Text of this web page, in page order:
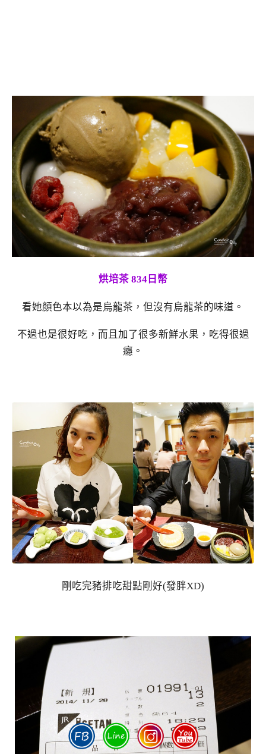
烘培茶 834日幣
看她顏色本以為是烏龍茶，但沒有烏龍茶的味道。
不過也是很好吃，而且加了很多新鮮水果，吃得很過
癮。
剛吃完豬排吃甜點剛好(發胖XD)